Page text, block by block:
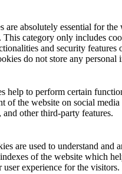
are absolutely essential for the
category only includes
and security features
do not store any personal
help to perform certain
of the website on social
and other third-party features.
are used to understand and
of the website which
user experience for the visitors.